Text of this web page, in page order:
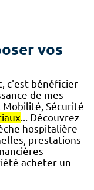
vos
c'est bénéficier
de mes
Mobilité, Sécurité
... Découvrez
hospitalière
prestations
acheter un